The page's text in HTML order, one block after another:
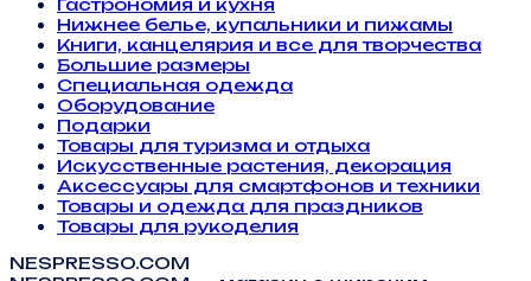
Гастрономия и кухня
Нижнее белье, купальники и пижамы
Книги, канцелярия и все для творчества
Большие размеры
Специальная одежда
Оборудование
Подарки
Товары для туризма и отдыха
Искусственные растения, декорация
Аксессуары для смартфонов и техники
Товары и одежда для праздников
Товары для рукоделия
NESPRESSO.COM